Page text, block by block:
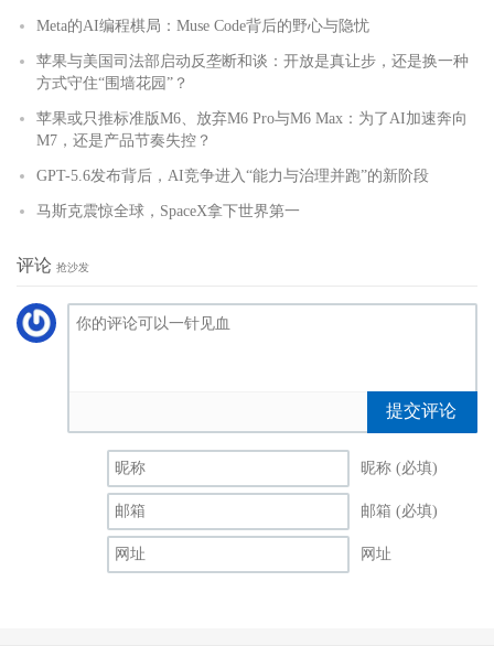
Meta的AI编程棋局：Muse Code背后的野心与隐忧
苹果与美国司法部启动反垄断和谈：开放是真让步，还是换一种
方式守住“围墙花园”？
苹果或只推标准版M6、放弃M6 Pro与M6 Max：为了AI加速奔向
M7，还是产品节奏失控？
GPT-5.6发布背后，AI竞争进入“能力与治理并跑”的新阶段
马斯克震惊全球，SpaceX拿下世界第一
评论 抢沙发
提交评论
昵称 (必填)
邮箱 (必填)
网址